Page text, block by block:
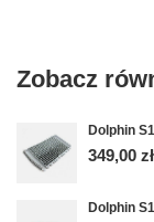
Zobacz
Dolphin
349,00 zł
Dolphin